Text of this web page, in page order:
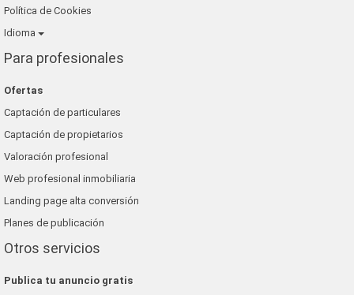
Política de Cookies
Idioma
Para profesionales
Ofertas
Captación de particulares
Captación de propietarios
Valoración profesional
Web profesional inmobiliaria
Landing page alta conversión
Planes de publicación
Otros servicios
Publica tu anuncio gratis